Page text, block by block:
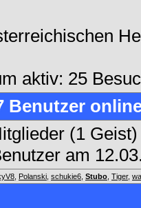
aktiv: 25
Benutzer
(1
am
Polanski schukie6 Stubo Tiger,